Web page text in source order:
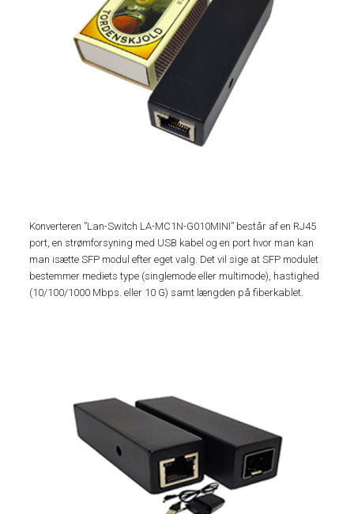
Konverteren ”Lan-Switch LA-MC1N-G010MINI” består af en RJ45
port, en strømforsyning med USB kabel og en port hvor man kan
man isætte SFP modul efter eget valg. Det vil sige at SFP modulet
bestemmer mediets type (singlemode eller multimode), hastighed
(10/100/1000 Mbps. eller 10 G) samt længden på fiberkablet.